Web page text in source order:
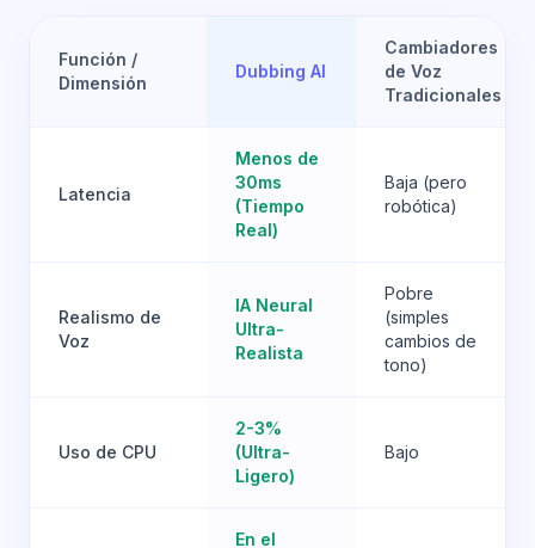
Función /
Dimensión
Dubbing AI
Cambiadores
de Voz
Tradicionales
Latencia
Menos de
30ms
(Tiempo
Real)
Baja (pero
robótica)
Realismo de
Voz
IA Neural
Ultra-
Realista
Pobre
(simples
cambios de
tono)
Uso de CPU
2-3%
(Ultra-
Ligero)
Bajo
En el